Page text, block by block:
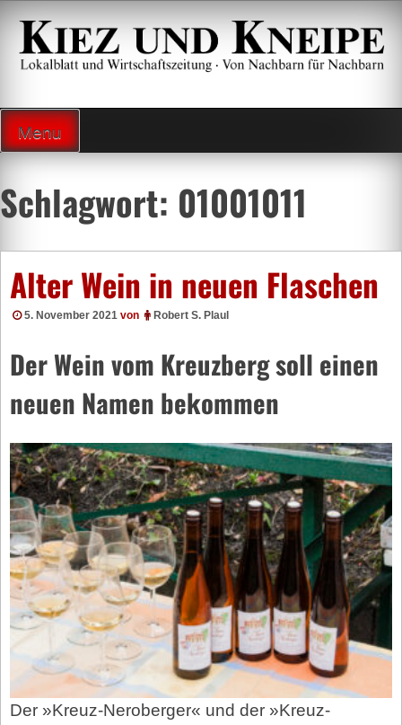
Zum
Inhalt
springen
Menu
Schlagwort: 01001011
Alter Wein in neuen Flaschen
5. November 2021 von Robert S. Plaul
Der Wein vom Kreuzberg soll einen
neuen Namen bekommen
Der »Kreuz-Neroberger« und der »Kreuz-